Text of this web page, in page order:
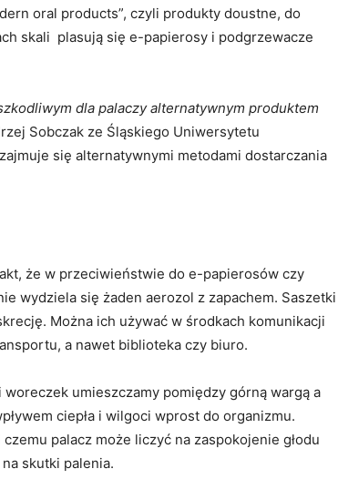
oral products”, czyli produkty doustne, do
skali plasują się e-papierosy i podgrzewacze
dla palaczy alternatywnym produktem
Sobczak ze Śląskiego Uniwersytetu
się alternatywnymi metodami dostarczania
że w przeciwieństwie do e-papierosów czy
wydziela się żaden aerozol z zapachem. Saszetki
Można ich używać w środkach komunikacji
a nawet biblioteka czy biuro.
umieszczamy pomiędzy górną wargą a
ciepła i wilgoci wprost do organizmu.
palacz może liczyć na zaspokojenie głodu
skutki palenia.